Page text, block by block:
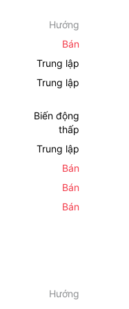
Hướng
Bán
Trung lập
Trung lập
Biến động
thấp
Trung lập
Bán
Bán
Bán
Hướng